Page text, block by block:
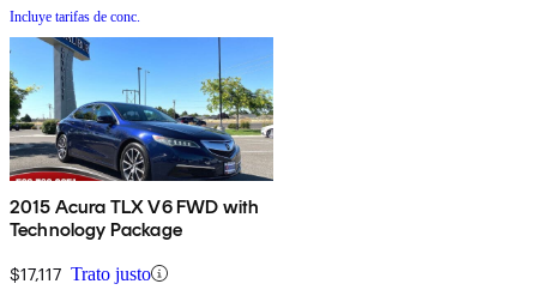
Incluye tarifas de conc.
2015 Acura TLX V6 FWD with
Technology Package
$17,117 Trato justo